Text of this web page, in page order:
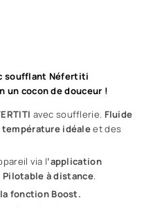
soufflant Néfertiti
un cocon de douceur !
avec soufflerie. Fluide
température idéaleet des
via l‘application
Pilotable à distance.
fonction Boost.